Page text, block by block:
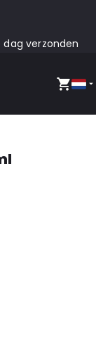
verzonden